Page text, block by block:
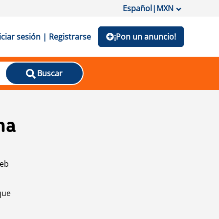
Español|MXN
sesión | Registrarse ¡Pon un anuncio!
Buscar